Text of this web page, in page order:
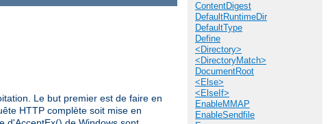
ContentDigest
DefaultRuntimeDir
DefaultType
Define
<Directory>
<DirectoryMatch>
DocumentRoot
<Else>
<ElseIf>
EnableMMAP
EnableSendfile
Le but premier est de faire en
HTTP complète soit mise en